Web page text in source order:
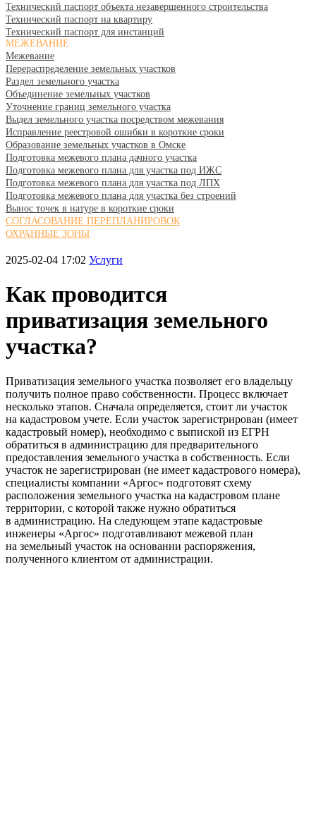
Технический паспорт объекта незавершенного строительства
Технический паспорт на квартиру
Технический паспорт для инстанций
МЕЖЕВАНИЕ
Межевание
Перераспределение земельных участков
Раздел земельного участка
Объединение земельных участков
Уточнение границ земельного участка
Выдел земельного участка посредством межевания
Исправление реестровой ошибки в короткие сроки
Образование земельных участков в Омске
Подготовка межевого плана дачного участка
Подготовка межевого плана для участка под ИЖС
Подготовка межевого плана для участка под ЛПХ
Подготовка межевого плана для участка без строений
Вынос точек в натуре в короткие сроки
СОГЛАСОВАНИЕ ПЕРЕПЛАНИРОВОК
ОХРАННЫЕ ЗОНЫ
2025-02-04 17:02 Услуги
Как проводится
приватизация земельного
участка?
Приватизация земельного участка позволяет его владельцу
получить полное право собственности. Процесс включает
несколько этапов. Сначала определяется, стоит ли участок
на кадастровом учете. Если участок зарегистрирован (имеет
кадастровый номер), необходимо с выпиской из ЕГРН
обратиться в администрацию для предварительного
предоставления земельного участка в собственность. Если
участок не зарегистрирован (не имеет кадастрового номера),
специалисты компании «Аргос» подготовят схему
расположения земельного участка на кадастровом плане
территории, с которой также нужно обратиться
в администрацию. На следующем этапе кадастровые
инженеры «Аргос» подготавливают межевой план
на земельный участок на основании распоряжения,
полученного клиентом от администрации.